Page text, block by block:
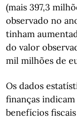
(mais 397,3
observado no
tinham
do valor
mil milhões de
Os dados
finanças
benefícios fiscais